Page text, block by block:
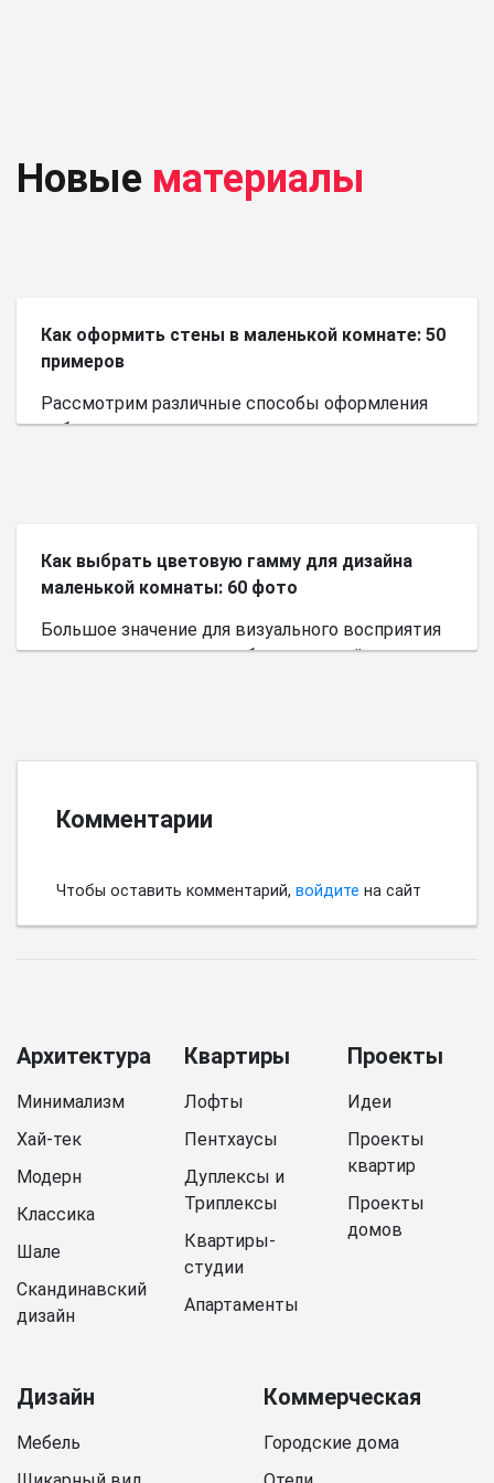
Новые материалы
Как оформить стены в маленькой комнате: 50
примеров
Рассмотрим различные способы оформления
небольшого пространства.
Как выбрать цветовую гамму для дизайна
маленькой комнаты: 60 фото
Большое значение для визуального восприятия
пространства имеет выбор цветовой палитры.
Комментарии
Чтобы оставить комментарий, войдите на сайт
Архитектура
Минимализм
Хай-тек
Модерн
Классика
Шале
Скандинавский
дизайн
Квартиры
Лофты
Пентхаусы
Дуплексы и
Триплексы
Квартиры-
студии
Апартаменты
Проекты
Идеи
Проекты
квартир
Проекты
домов
Дизайн
Мебель
Коммерческая
Городские дома